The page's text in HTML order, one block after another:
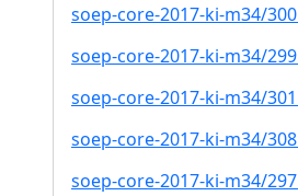
soep-core-2017-ki-m34/300
soep-core-2017-ki-m34/299
soep-core-2017-ki-m34/301
soep-core-2017-ki-m34/308
soep-core-2017-ki-m34/297